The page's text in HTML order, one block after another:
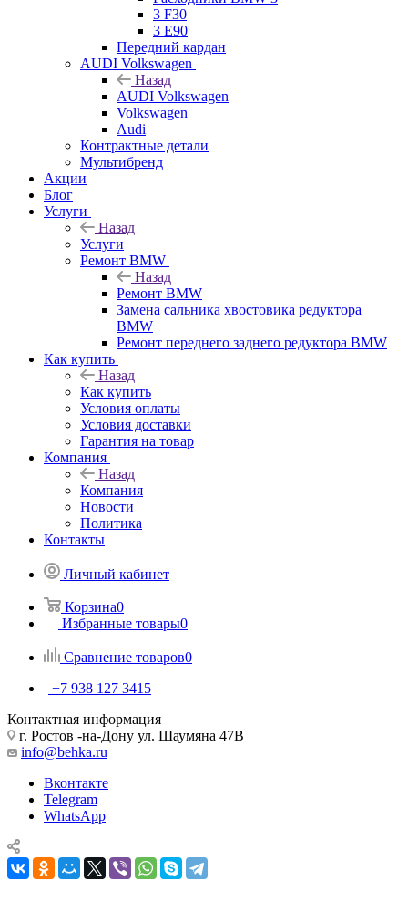
3 F30
3 E90
Передний кардан
AUDI Volkswagen
Назад
AUDI Volkswagen
Volkswagen
Audi
Контрактные детали
Мультибренд
Акции
Блог
Услуги
Назад
Услуги
Ремонт BMW
Назад
Ремонт BMW
Замена сальника хвостовика редуктора
BMW
Ремонт переднего заднего редуктора BMW
Как купить
Назад
Как купить
Условия оплаты
Условия доставки
Гарантия на товар
Компания
Назад
Компания
Новости
Политика
Контакты
Личный кабинет
Корзина0
Избранные товары0
Сравнение товаров0
+7 938 127 3415
Контактная информация
г. Ростов -на-Дону ул. Шаумяна 47В
info@behka.ru
Вконтакте
Telegram
WhatsApp